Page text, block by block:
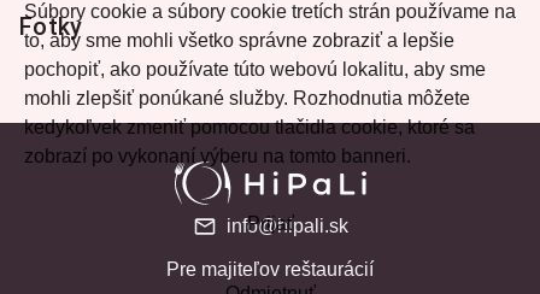
Fotky
Súbory cookie a súbory cookie tretích strán používame na
to, aby sme mohli všetko správne zobraziť a lepšie
pochopiť, ako používate túto webovú lokalitu, aby sme
mohli zlepšiť ponúkané služby. Rozhodnutia môžete
kedykoľvek zmeniť pomocou tlačidla cookie, ktoré sa
zobrazí po vykonaní výberu na tomto banneri.
Prijať
info@hipali.sk
Pre majiteľov reštaurácií